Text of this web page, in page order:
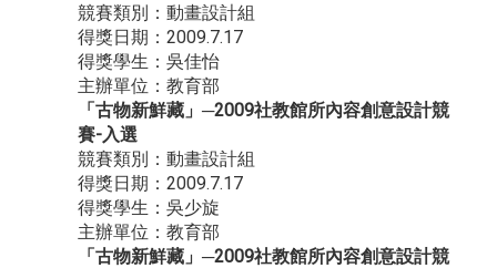
競賽類別：動畫設計組
得獎日期：2009.7.17
得獎學生：吳佳怡
主辦單位：教育部
「古物新鮮藏」─2009社教館所內容創意設計競
賽-入選
競賽類別：動畫設計組
得獎日期：2009.7.17
得獎學生：吳少旋
主辦單位：教育部
「古物新鮮藏」─2009社教館所內容創意設計競